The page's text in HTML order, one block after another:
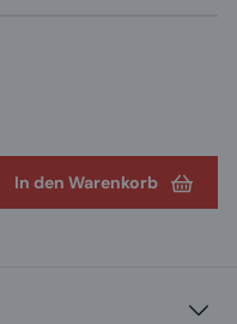
In den Warenkorb